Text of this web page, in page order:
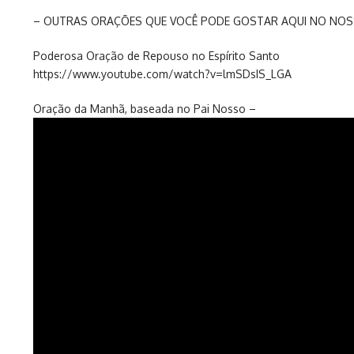
– OUTRAS ORAÇÕES QUE VOCÊ PODE GOSTAR AQUI NO
Poderosa Oração de Repouso no Espírito Santo
https://www.youtube.com/watch?v=lmSDsIS_LGA
Oração da Manhã, baseada no Pai Nosso –